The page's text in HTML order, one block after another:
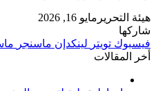
هيئة التحرير مايو 16, 2026
شاركها
فيسبوك تويتر لينكدإن ماسنجر
أخر المقالات